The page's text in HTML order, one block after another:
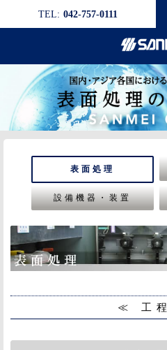
表面処理
設備機器・装置
≪ 工
TEL: 042-757-0111